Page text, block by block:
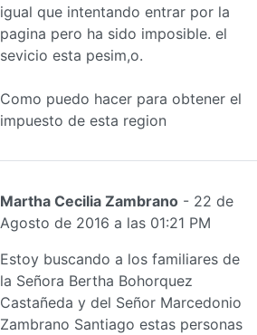
igual que intentando entrar por la
pagina pero ha sido imposible. el
sevicio esta pesim,o.
Como puedo hacer para obtener el
impuesto de esta region
Martha Cecilia Zambrano - 22 de
Agosto de 2016 a las 01:21 PM
Estoy buscando a los familiares de
la Señora Bertha Bohorquez
Castañeda y del Señor Marcedonio
Zambrano Santiago estas personas